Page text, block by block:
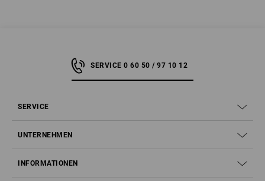
SERVICE 0 60 50 / 97 10 12
SERVICE
UNTERNEHMEN
INFORMATIONEN